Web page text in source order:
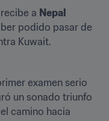
a Nepal
podido pasar de
Kuwait.
examen serio
un sonado triunfo
camino hacia